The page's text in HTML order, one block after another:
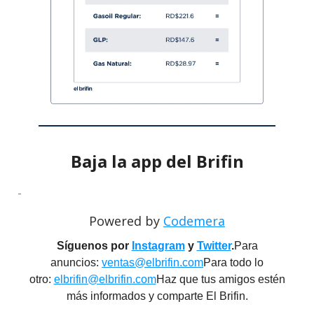
Baja la app del Brifin
Powered by Codemera
Síguenos por Instagramy Twitter.Para
anuncios: ventas@elbrifin.comPara todo lo
otro: elbrifin@elbrifin.comHaz que tus amigos estén
más informados y comparte El Brifin.